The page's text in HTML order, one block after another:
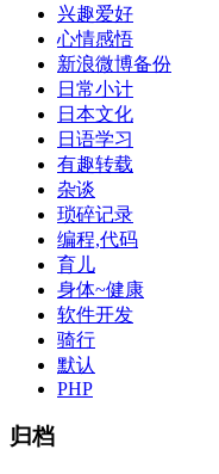
兴趣爱好
心情感悟
新浪微博备份
日常小计
日本文化
日语学习
有趣转载
杂谈
琐碎记录
编程,代码
育儿
身体~健康
软件开发
骑行
默认
PHP
归档